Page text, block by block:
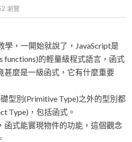
瀏覽
學，一開始就說了，JavaScript是
functions)的輕量級程式語言，函式
甚麼是一級函式，它有什麼重要
型別(Primitive Type)之外的型別都
Type)，包括函式。
函式能實現物件的功能，這個觀念